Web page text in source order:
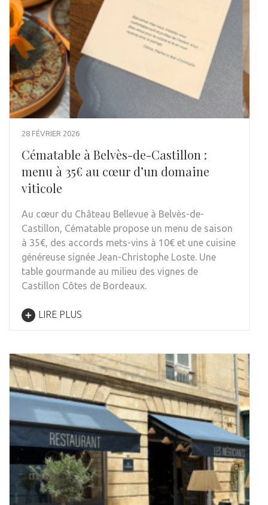
28 FÉVRIER 2026
Cématable à Belvès-de-Castillon :
menu à 35€ au cœur d’un domaine
viticole
Au cœur du Château Bellevue à Belvès-de-
Castillon, Cématable propose un menu de saison
à 35€, des accords mets-vins à 10€ et une cuisine
généreuse signée Jean-Christophe Loste. Une
table gourmande au milieu des vignes de
Castillon Côtes de Bordeaux.
LIRE PLUS